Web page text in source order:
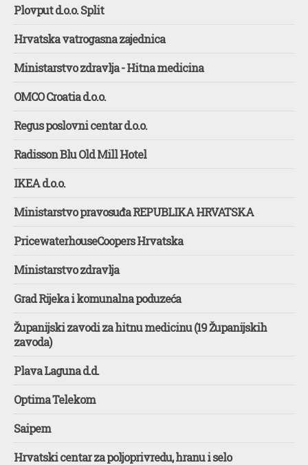
Plovput d.o.o. Split
Hrvatska vatrogasna zajednica
Ministarstvo zdravlja - Hitna medicina
OMCO Croatia d.o.o.
Regus poslovni centar d.o.o.
Radisson Blu Old Mill Hotel
IKEA d.o.o.
Ministarstvo pravosuđa REPUBLIKA HRVATSKA
PricewaterhouseCoopers Hrvatska
Ministarstvo zdravlja
Grad Rijeka i komunalna poduzeća
Županijski zavodi za hitnu medicinu (19 Županijskih
zavoda)
Plava Laguna d.d.
Optima Telekom
Saipem
Hrvatski centar za poljoprivredu, hranu i selo